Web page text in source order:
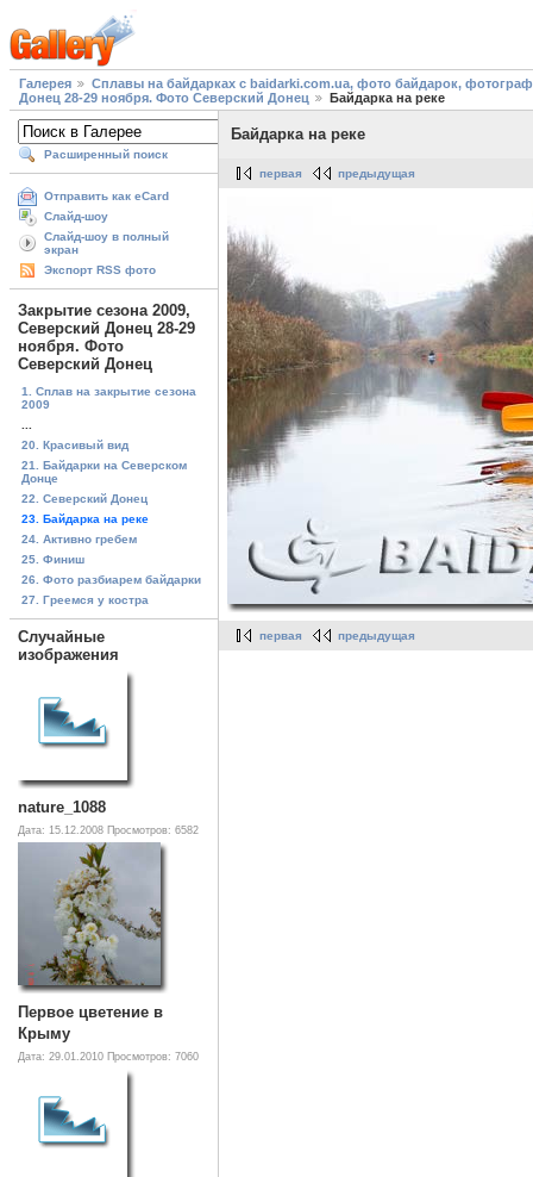
Галерея
Сплавы на байдарках с baidarki.com.ua, фото байдарок,
Донец 28-29 ноября. Фото Северский Донец
Байдарка на реке
Расширенный поиск
Отправить как eCard
Слайд-шоу
Слайд-шоу в полный
экран
Экспорт RSS фото
Закрытие сезона 2009,
Северский Донец 28-29
ноября. Фото
Северский Донец
1. Сплав на закрытие сезона
2009
20. Красивый вид
21. Байдарки на Северском
Донце
22. Северский Донец
23. Байдарка на реке
24. Активно гребем
25. Финиш
26. Фото разбиарем байдарки
27. Греемся у костра
Случайные
изображения
nature_1088
Дата: 15.12.2008 Просмотров: 6582
Первое цветение в
Крыму
Дата: 29.01.2010 Просмотров: 7060
Байдарка на реке
первая предыдущая
первая предыдущая